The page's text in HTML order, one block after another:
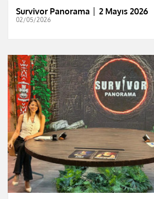
Survivor Panorama │ 2 Mayıs 2026
02/05/2026